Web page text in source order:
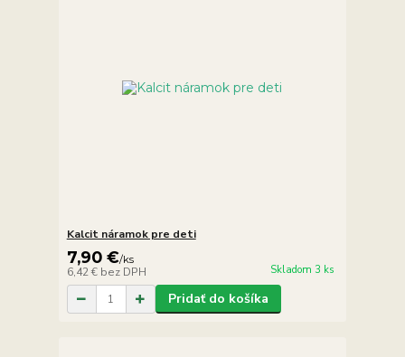
Kalcit náramok pre deti
7,90 €/ks
6,42 € bez DPH Skladom 3 ks
Pridať do košíka